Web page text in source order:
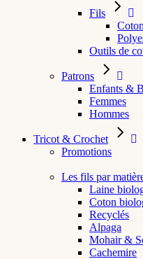
Fils
Outils de
Patrons
Enfants &
Femmes
Hommes
Tricot & Crochet
Promotions
Les fils par
Laine
Coton
Recyclés
Alpaga
Mohair &
Cachemire